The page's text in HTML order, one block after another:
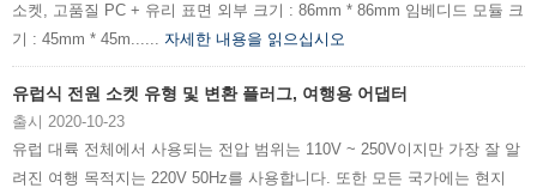
소켓, 고품질 PC + 유리 표면 외부 크기 : 86mm * 86mm 임베디드 모듈 크
기 : 45mm * 45m...... 자세한 내용을 읽으십시오
유럽식 전원 소켓 유형 및 변환 플러그, 여행용 어댑터
출시 2020-10-23
유럽 ​​대륙 전체에서 사용되는 전압 범위는 110V ~ 250V이지만 가장 잘 알
려진 여행 목적지는 220V 50Hz를 사용합니다. 또한 모든 국가에는 현지